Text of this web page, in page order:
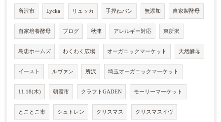
所沢市 Lycka リュッカ 手捏ねパン 無添加 自家製酵母
自家培養酵母 ブログ 秋津 アレルギー対応 東所沢
島忠ホームズ わくわく広場 オーガニックマーケット 天然酵母
イースト ルヴァン 所沢 埼玉オーガニックマーケット
11.18(木) 朝霞市 クラフトGADEN モーリーマーケット
とことこ市 シュトレン クリスマス クリスマスイヴ